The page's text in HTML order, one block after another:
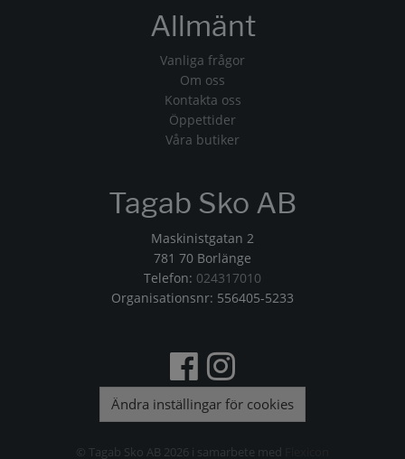
Allmänt
Vanliga frågor
Om oss
Kontakta oss
Öppettider
Våra butiker
Tagab Sko AB
Maskinistgatan 2
781 70 Borlänge
Telefon: 024317010
Organisationsnr: 556405-5233
Ändra inställingar för cookies
© Tagab Sko AB 2026 i samarbete med